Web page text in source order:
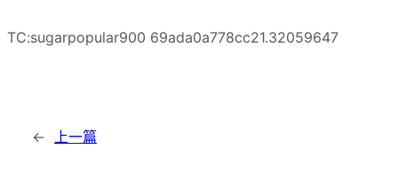
TC:sugarpopular900 69ada0a778cc21.32059647
← 上一篇